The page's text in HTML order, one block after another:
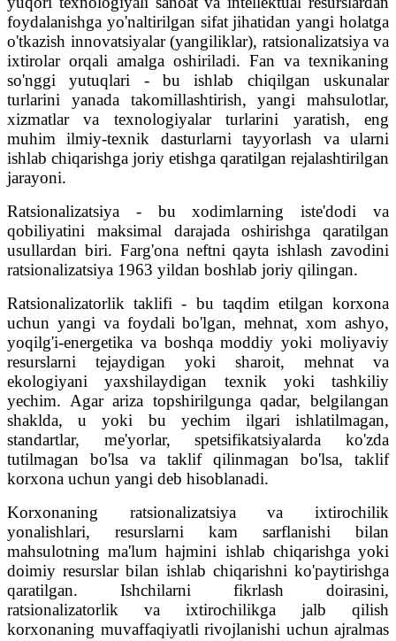
foydalanishga yo'naltirilgan sifat jihatidan yangi holatga
o'tkazish innovatsiyalar (yangiliklar), ratsionalizatsiya va
ixtirolar orqali amalga oshiriladi. Fan va texnikaning
so'nggi yutuqlari - bu ishlab chiqilgan uskunalar
turlarini yanada takomillashtirish, yangi mahsulotlar,
xizmatlar va texnologiyalar turlarini yaratish, eng
muhim ilmiy-texnik dasturlarni tayyorlash va ularni
ishlab chiqarishga joriy etishga qaratilgan rejalashtirilgan
jarayoni.
Ratsionalizatsiya - bu xodimlarning iste'dodi va
qobiliyatini maksimal darajada oshirishga qaratilgan
usullardan biri. Farg'ona neftni qayta ishlash zavodini
ratsionalizatsiya 1963 yildan boshlab joriy qilingan.
Ratsionalizatorlik taklifi - bu taqdim etilgan korxona
uchun yangi va foydali bo'lgan, mehnat, xom ashyo,
yoqilg'i-energetika va boshqa moddiy yoki moliyaviy
resurslarni tejaydigan yoki sharoit, mehnat va
ekologiyani yaxshilaydigan texnik yoki tashkiliy
yechim. Agar ariza topshirilgunga qadar, belgilangan
shaklda, u yoki bu yechim ilgari ishlatilmagan,
standartlar, me'yorlar, spetsifikatsiyalarda ko'zda
tutilmagan bo'lsa va taklif qilinmagan bo'lsa, taklif
korxona uchun yangi deb hisoblanadi.
Korxonaning ratsionalizatsiya va ixtirochilik
yonalishlari, resurslarni kam sarflanishi bilan
mahsulotning ma'lum hajmini ishlab chiqarishga yoki
doimiy resurslar bilan ishlab chiqarishni ko'paytirishga
qaratilgan. Ishchilarni fikrlash doirasini,
ratsionalizatorlik va ixtirochilikga jalb qilish
korxonaning muvaffaqiyatli rivojlanishi uchun ajralmas